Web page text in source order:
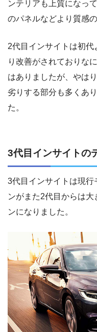
ンテリアも上質になっ
のパネルなどより質感
2代目インサイトは初
り改善がされておりな
はありましたが、やは
劣りする部分も多くあ
た。
3代目インサイトの
3代目インサイトは現行
ンがまた2代目からは
ンになりました。